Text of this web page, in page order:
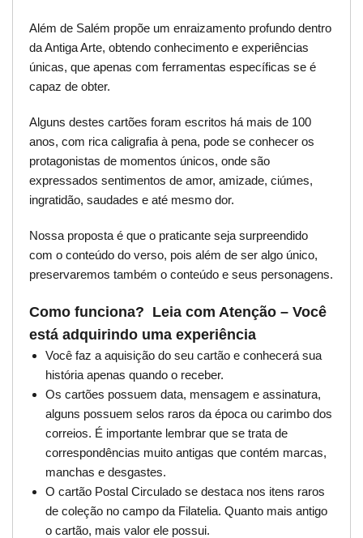
Além de Salém propõe um enraizamento profundo dentro
da Antiga Arte, obtendo conhecimento e experiências
únicas, que apenas com ferramentas específicas se é
capaz de obter.
Alguns destes cartões foram escritos há mais de 100
anos, com rica caligrafia à pena, pode se conhecer os
protagonistas de momentos únicos, onde são
expressados sentimentos de amor, amizade, ciúmes,
ingratidão, saudades e até mesmo dor.
Nossa proposta é que o praticante seja surpreendido
com o conteúdo do verso, pois além de ser algo único,
preservaremos também o conteúdo e seus personagens.
Como funciona? Leia com Atenção – Você
está adquirindo uma experiência
Você faz a aquisição do seu cartão e conhecerá sua
história apenas quando o receber.
Os cartões possuem data, mensagem e assinatura,
alguns possuem selos raros da época ou carimbo dos
correios. É importante lembrar que se trata de
correspondências muito antigas que contém marcas,
manchas e desgastes.
O cartão Postal Circulado se destaca nos itens raros
de coleção no campo da Filatelia. Quanto mais antigo
o cartão, mais valor ele possui.